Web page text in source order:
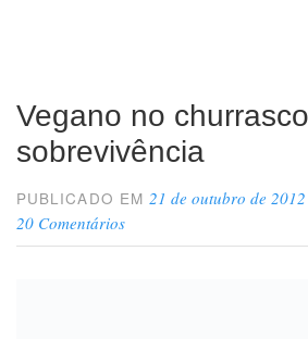
Vegano no
sobrevivência
PUBLICADO EM21 de outubro de 2012
20 Comentários